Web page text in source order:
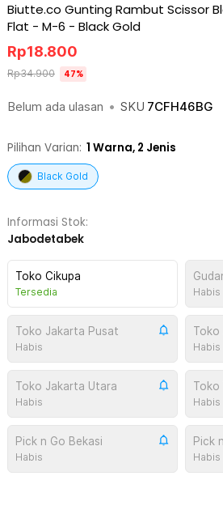
Biutte.co Gunting Rambut Scissor
Flat - M-6 - Black Gold
Belum ada ulasan • SKU 7CFH46BG
Rp18.800
Rp34.900 47%
Pilihan Varian: 1 Warna, 2 Jenis
Black Gold
Informasi Stok:
Jabodetabek
Toko Cikupa
Tersedia Habis
Toko Jakarta Pusat
Habis
Toko
Habis
Toko Jakarta Utara
Habis
Toko
Habis
Pick n Go Bekasi
Habis
Pick
Habis